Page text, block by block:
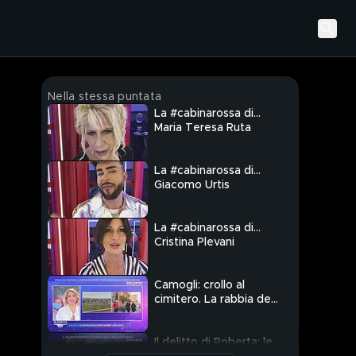
Nella stessa puntata
La #cabinarossa di…
Maria Teresa Ruta
La #cabinarossa di…
Giacomo Urtis
La #cabinarossa di…
Cristina Plevani
Camogli: crollo al
cimitero. La rabbia dei
Il delitto di Roberta: le